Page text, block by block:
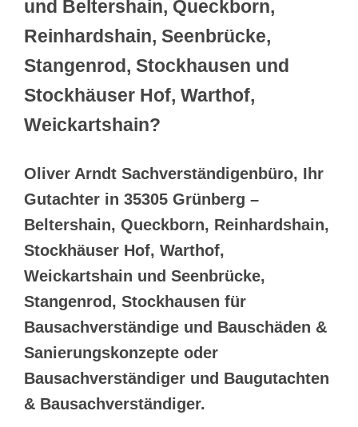
und Beltershain, Queckborn,
Reinhardshain, Seenbrücke,
Stangenrod, Stockhausen und
Stockhäuser Hof, Warthof,
Weickartshain?
Oliver Arndt Sachverständigenbüro, Ihr
Gutachter in 35305 Grünberg –
Beltershain, Queckborn, Reinhardshain,
Stockhäuser Hof, Warthof,
Weickartshain und Seenbrücke,
Stangenrod, Stockhausen für
Bausachverständige und Bauschäden &
Sanierungskonzepte oder
Bausachverständiger und Baugutachten
& Bausachverständiger.